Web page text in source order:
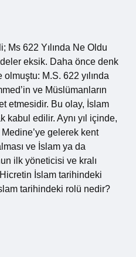
Ms 622 Yılında Ne Oldu
eksik. Daha önce denk
M.S. 622 yılında
ve Müslümanların
etmesidir. Bu olay, İslam
kabul edilir. Aynı yıl içinde,
gelerek kent
ve İslam ya da
ilk yöneticisi ve kralı
İslam tarihindeki
tarihindeki rolü nedir?